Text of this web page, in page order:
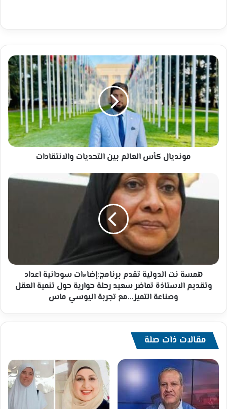
مونديال
كأس
العالم
بين
التحديات
والانتقادات
مونديال كأس العالم بين التحديات والانتقادات
همسة
الدولية
الاستاذة
سعيد
حول
العقل
وصناعة
التميز...مع
تجربة
اليوسي
ماس
همسة نت الدولية تقدم برنامج:إضاءات سودانية اعداد
وتقديم الاستاذة تماضر سعيد رحلة حوارية حول تنمية العقل
وصناعة التميز...مع تجربة اليوسي ماس
مقالات ذات صلة